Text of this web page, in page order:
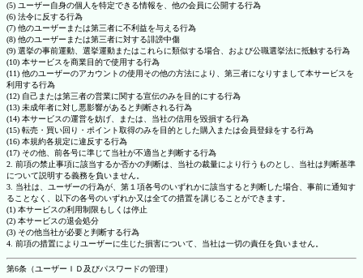
(5) ユーザー自身の個人を特定できる情報を、他の会員に公開する行為
(6) 法令に反する行為
(7) 他のユーザーまたは第三者に不利益を与える行為
(8) 他のユーザーまたは第三者に対する誹謗中傷
(9) 選挙の事前運動、選挙運動またはこれらに類似する場合、および公職選挙法に抵触する行為
(10) 本サービスを商業目的で使用する行為
(11) 他のユーザーのアカウントの使用その他の方法により、第三者になりすまして本サービスを
利用する行為
(12) 自己または第三者の営業に関する宣伝のみを目的にする行為
(13) 未成年者に対し悪影響があると判断される行為
(14) 本サービスの運営を妨げ、または、当社の信用を毀損する行為
(15) 転売・買い回り・ポイント取得のみを目的とした購入または会員登録をする行為
(16) 本規約各規定に違反する行為
(17) その他、前各号に準じて当社が不適当と判断する行為
2. 前項の禁止事項に該当するか否かの判断は、当社の裁量により行うものとし、当社は判断基準
について説明する義務を負いません。
3. 当社は、ユーザーの行為が、第１項各号のいずれかに該当すると判断した場合、事前に通知す
ることなく、以下の各号のいずれか又は全ての措置を講じることができます。
(1) 本サービスの利用制限もしくは停止
(2) 本サービスの退会処分
(3) その他当社が必要と判断する行為
4. 前項の措置によりユーザーに生じた損害について、当社は一切の責任を負いません。
第6条（ユーザーＩＤ及びパスワードの管理）